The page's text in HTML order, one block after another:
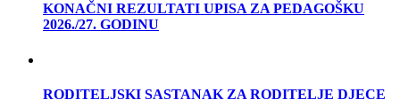
KONAČNI REZULTATI UPISA ZA PEDAGOŠKU
2026./27. GODINU
RODITELJSKI SASTANAK ZA RODITELJE DJECE